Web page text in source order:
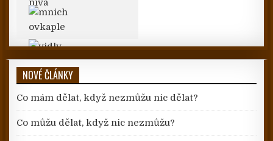
NOVÉ ČLÁNKY
Co mám dělat, když nezmůžu nic dělat?
Co můžu dělat, když nic nezmůžu?